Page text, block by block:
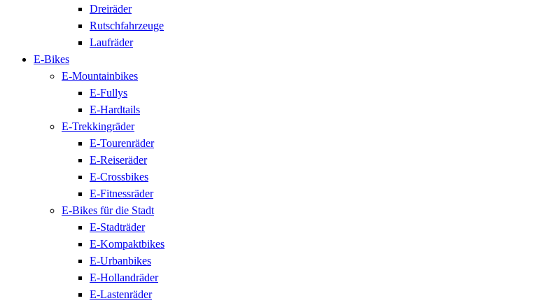
Dreiräder
Rutschfahrzeuge
Laufräder
E-Bikes
E-Mountainbikes
E-Fullys
E-Hardtails
E-Trekkingräder
E-Tourenräder
E-Reiseräder
E-Crossbikes
E-Fitnessräder
E-Bikes für die Stadt
E-Stadträder
E-Kompaktbikes
E-Urbanbikes
E-Hollandräder
E-Lastenräder